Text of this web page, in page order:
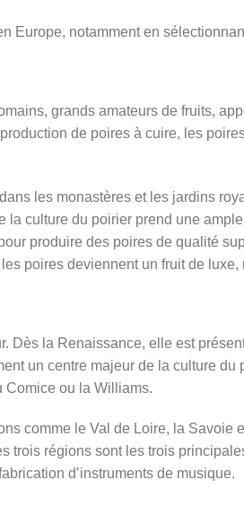
notamment en
grands amateurs de fruits,
de poires à cuire, les
les monastères et les jardins
culture du poirier prend une
produire des poires de qualité
poires deviennent un fruit de
la Renaissance, elle est
un centre majeur de la culture
Comice ou la Williams.
comme le Val de Loire, la
trois régions sont les trois
d’instruments de musique.